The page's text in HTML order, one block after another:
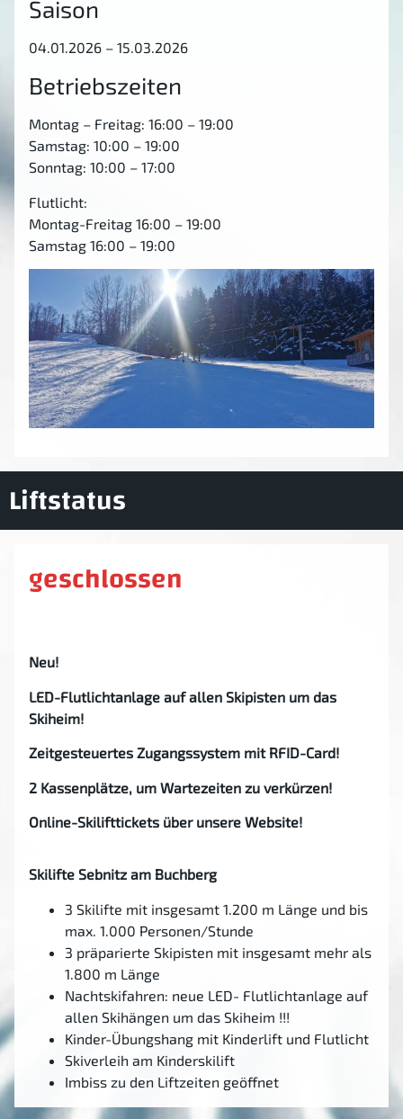
Saison
04.01.2026 – 15.03.2026
Betriebszeiten
Montag – Freitag: 16:00 – 19:00
Samstag: 10:00 – 19:00
Sonntag: 10:00 – 17:00
Flutlicht:
Montag-Freitag 16:00 – 19:00
Samstag 16:00 – 19:00
Liftstatus
geschlossen
Neu!
LED-Flutlichtanlage auf allen Skipisten um das
Skiheim!
Zeitgesteuertes Zugangssystem mit RFID-Card!
2 Kassenplätze, um Wartezeiten zu verkürzen!
Online-Skilifttickets über unsere Website!
Skilifte Sebnitz am Buchberg
3 Skilifte mit insgesamt 1.200 m Länge und bis
max. 1.000 Personen/Stunde
3 präparierte Skipisten mit insgesamt mehr als
1.800 m Länge
Nachtskifahren: neue LED- Flutlichtanlage auf
allen Skihängen um das Skiheim !!!
Kinder-Übungshang mit Kinderlift und Flutlicht
Skiverleih am Kinderskilift
Imbiss zu den Liftzeiten geöffnet